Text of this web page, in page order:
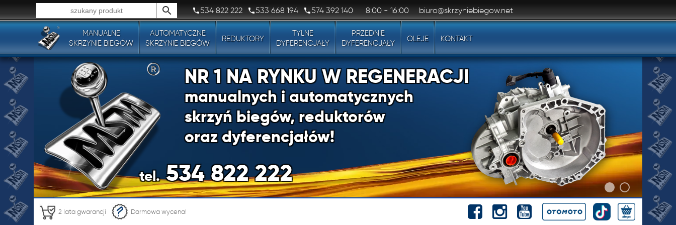
Wszystkie typy produktów!
534 822 222 533 668 194 574 392 140 8:00 - 16:00 biuro@skrzyniebiegow.net
MANUALNE
SKRZYNIE BIEGÓW
AUTOMATYCZNE
SKRZYNIE BIEGÓW
REDUKTORY
TYLNE
DYFERENCJAŁY
PRZEDNIE
DYFERENCJAŁY
OLEJE KONTAKT
tel.534 822 222
NR 1 NA RYNKU W REGENERACJI
manualnych i automatycznych
skrzyń biegów, reduktorów
oraz dyferencjałów!
NR 1 NA RYNKU W REGENERACJI
2 lata gwarancji Darmowa wycena!